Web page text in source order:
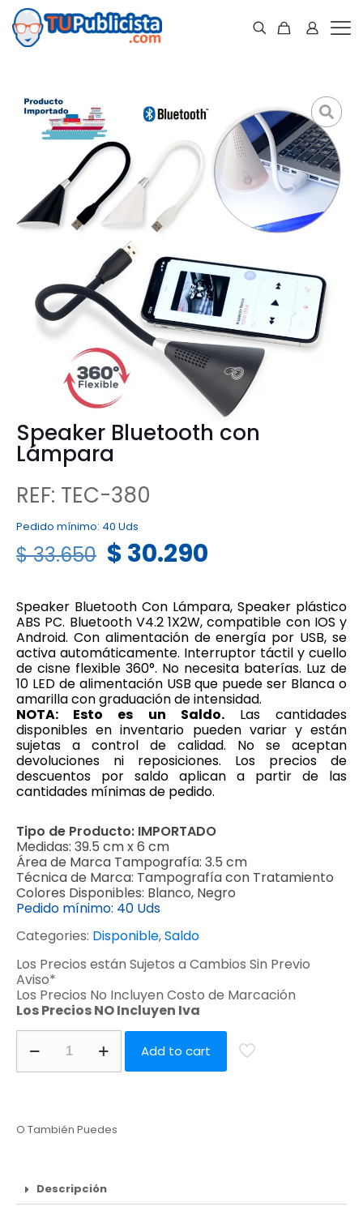
Speaker Bluetooth con
Lámpara
REF: TEC-380
Pedido mínimo: 40 Uds
$33.650 $30.290
Speaker Bluetooth Con Lámpara, Speaker plástico
ABS PC. Bluetooth V4.2 1X2W, compatible con IOS y
Android. Con alimentación de energía por USB, se
activa automáticamente. Interruptor táctil y cuello
de cisne flexible 360°. No necesita baterías. Luz de
10 LED de alimentación USB que puede ser Blanca o
amarilla con graduación de intensidad.
NOTA: Esto es un Saldo.Las cantidades
disponibles en inventario pueden variar y están
sujetas a control de calidad. No se aceptan
devoluciones ni reposiciones. Los precios de
descuentos por saldo aplican a partir de las
cantidades mínimas de pedido.
Tipo de Producto: IMPORTADO
Medidas: 39.5 cm x 6 cm
Área de Marca Tampografía: 3.5 cm
Técnica de Marca: Tampografía con Tratamiento
Colores Disponibles: Blanco, Negro
Pedido mínimo: 40 Uds
Categories: Disponible,Saldo
Los Precios están Sujetos a Cambios Sin Previo
Aviso*
Los Precios No Incluyen Costo de Marcación
Los Precios NO Incluyen Iva
Add to cart
O También Puedes
Descripción